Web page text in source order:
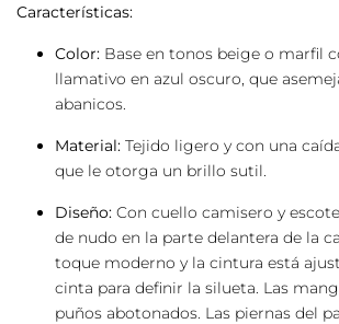
Características:
Color: Base en tonos beige o marfil
llamativo en azul oscuro, que
abanicos.
Material: Tejido ligero y con una
que le otorga un brillo sutil.
Diseño: Con cuello camisero y
de nudo en la parte delantera de la
toque moderno y la cintura está
cinta para definir la silueta. Las
puños abotonados. Las piernas del